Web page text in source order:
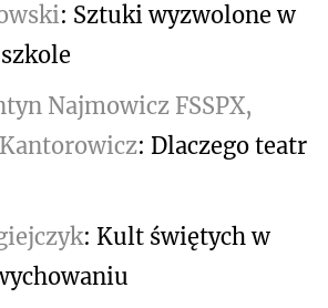
: Sztuki wyzwolone w
Najmowicz FSSPX,
: Dlaczego teatr
: Kult świętych w